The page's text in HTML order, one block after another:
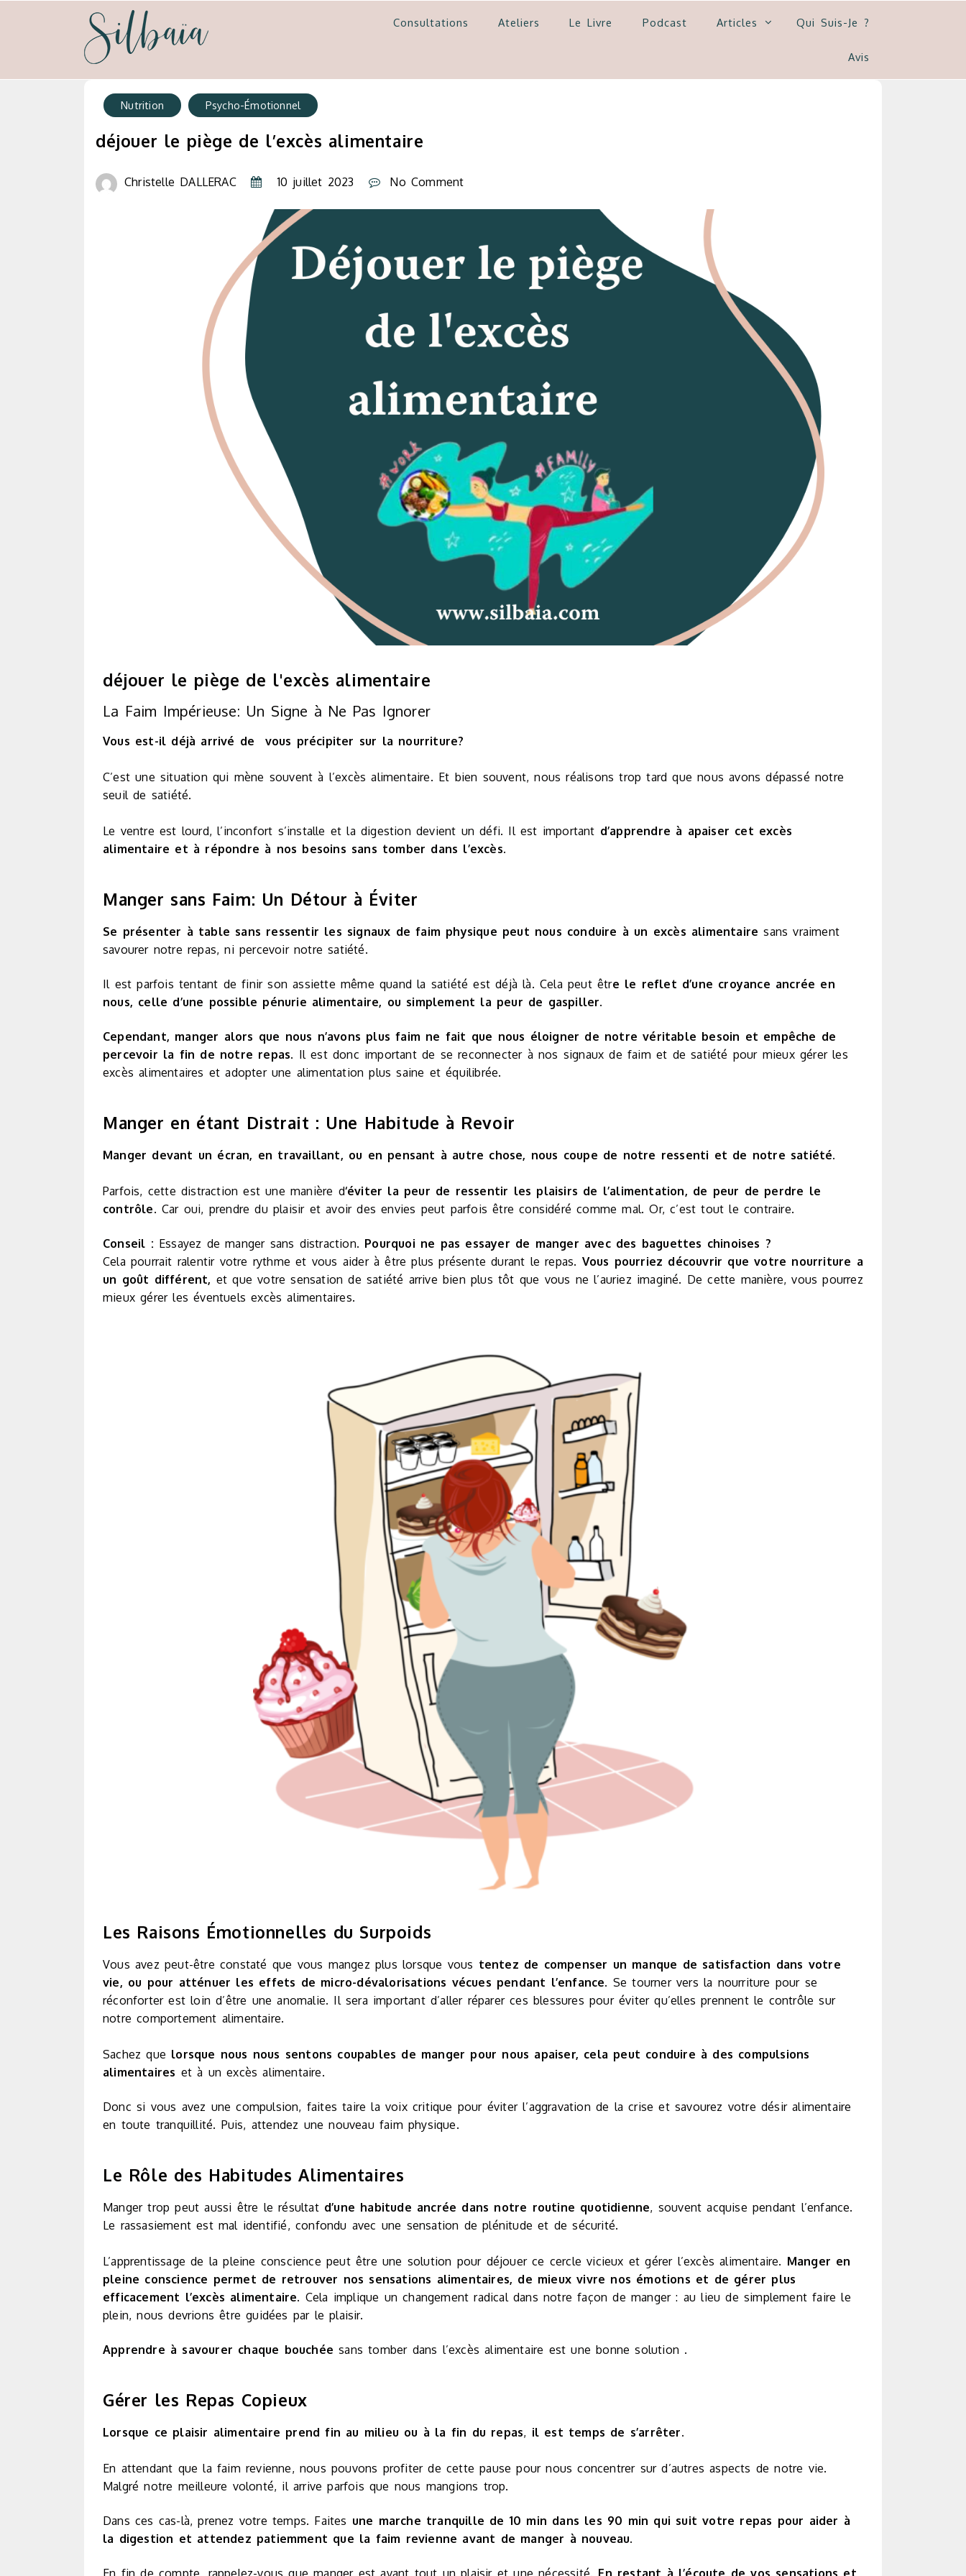
Silbaia
Psycho-nutrion et neuro-emotionnel
Consultations Ateliers Le Livre Podcast Articles Qui Suis-Je ?
Avis
Nutrition Psycho-Émotionnel
déjouer le piège de l’excès alimentaire
Christelle DALLERAC 10 juillet 2023 No Comment
déjouer le piège de l'excès alimentaire
La Faim Impérieuse: Un Signe à Ne Pas Ignorer
Vous est-il déjà arrivé de vous précipiter sur la nourriture?
C’est une situation qui mène souvent à l’excès alimentaire. Et bien souvent, nous réalisons trop tard que nous avons dépassé notre
seuil de satiété.
Le ventre est lourd, l’inconfort s’installe et la digestion devient un défi. Il est important d’apprendre à apaiser cet excès
alimentaire et à répondre à nos besoins sans tomber dans l’excès.
Manger sans Faim: Un Détour à Éviter
Se présenter à table sans ressentir les signaux de faim physique peut nous conduire à un excès alimentaire sans vraiment
savourer notre repas, ni percevoir notre satiété.
Il est parfois tentant de finir son assiette même quand la satiété est déjà là. Cela peut être le reflet d’une croyance ancrée en
nous, celle d’une possible pénurie alimentaire, ou simplement la peur de gaspiller.
Cependant, manger alors que nous n’avons plus faim ne fait que nous éloigner de notre véritable besoin et empêche de
percevoir la fin de notre repas. Il est donc important de se reconnecter à nos signaux de faim et de satiété pour mieux gérer les
excès alimentaires et adopter une alimentation plus saine et équilibrée.
Manger en étant Distrait : Une Habitude à Revoir
Manger devant un écran, en travaillant, ou en pensant à autre chose, nous coupe de notre ressenti et de notre satiété.
Parfois, cette distraction est une manière d‘éviter la peur de ressentir les plaisirs de l’alimentation, de peur de perdre le
contrôle. Car oui, prendre du plaisir et avoir des envies peut parfois être considéré comme mal. Or, c’est tout le contraire.
Conseil : Essayez de manger sans distraction. Pourquoi ne pas essayer de manger avec des baguettes chinoises ?
Cela pourrait ralentir votre rythme et vous aider à être plus présente durant le repas. Vous pourriez découvrir que votre nourriture a
un goût différent, et que votre sensation de satiété arrive bien plus tôt que vous ne l’auriez imaginé. De cette manière, vous pourrez
mieux gérer les éventuels excès alimentaires.
Les Raisons Émotionnelles du Surpoids
Vous avez peut-être constaté que vous mangez plus lorsque vous tentez de compenser un manque de satisfaction dans votre
vie, ou pour atténuer les effets de micro-dévalorisations vécues pendant l’enfance. Se tourner vers la nourriture pour se
réconforter est loin d’être une anomalie. Il sera important d’aller réparer ces blessures pour éviter qu’elles prennent le contrôle sur
notre comportement alimentaire.
Sachez que lorsque nous nous sentons coupables de manger pour nous apaiser, cela peut conduire à des compulsions
alimentaires et à un excès alimentaire.
Donc si vous avez une compulsion, faites taire la voix critique pour éviter l’aggravation de la crise et savourez votre désir alimentaire
en toute tranquillité. Puis, attendez une nouveau faim physique.
Le Rôle des Habitudes Alimentaires
Manger trop peut aussi être le résultat d’une habitude ancrée dans notre routine quotidienne, souvent acquise pendant l’enfance.
Le rassasiement est mal identifié, confondu avec une sensation de plénitude et de sécurité.
L’apprentissage de la pleine conscience peut être une solution pour déjouer ce cercle vicieux et gérer l’excès alimentaire. Manger en
pleine conscience permet de retrouver nos sensations alimentaires, de mieux vivre nos émotions et de gérer plus
efficacement l’excès alimentaire. Cela implique un changement radical dans notre façon de manger : au lieu de simplement faire le
plein, nous devrions être guidées par le plaisir.
Apprendre à savourer chaque bouchée sans tomber dans l’excès alimentaire est une bonne solution .
Gérer les Repas Copieux
Lorsque ce plaisir alimentaire prend fin au milieu ou à la fin du repas, il est temps de s’arrêter.
En attendant que la faim revienne, nous pouvons profiter de cette pause pour nous concentrer sur d’autres aspects de notre vie.
Malgré notre meilleure volonté, il arrive parfois que nous mangions trop.
Dans ces cas-là, prenez votre temps. Faites une marche tranquille de 10 min dans les 90 min qui suit votre repas pour aider à
la digestion et attendez patiemment que la faim revienne avant de manger à nouveau.
En fin de compte, rappelez-vous que manger est avant tout un plaisir et une nécessité. En restant à l’écoute de vos sensations et